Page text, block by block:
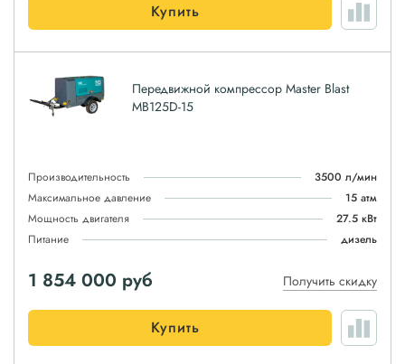
Купить
Передвижной компрессор Master Blast
MB125D-15
Производительность
3500 л/мин
Максимальное давление
15 атм
Мощность двигателя
27.5 кВт
Питание
дизель
1 854 000 руб Получить скидку
Купить